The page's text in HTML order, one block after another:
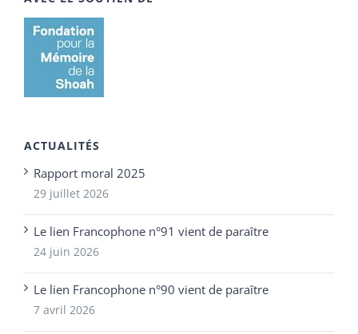
ACTUALITÉS
Rapport moral 2025
29 juillet 2026
Le lien Francophone n°91 vient de paraître
24 juin 2026
Le lien Francophone n°90 vient de paraître
7 avril 2026